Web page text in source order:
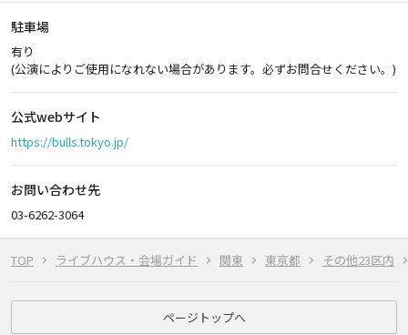
TOP ライブハウス・会場ガイド 関東 東京都 その他23区内
駐車場
有り
(公演によりご使用になれない場合があります。必ずお問合せください。)
公式webサイト
https://bulls.tokyo.jp/
お問い合わせ先
03-6262-3064
ページトップへ